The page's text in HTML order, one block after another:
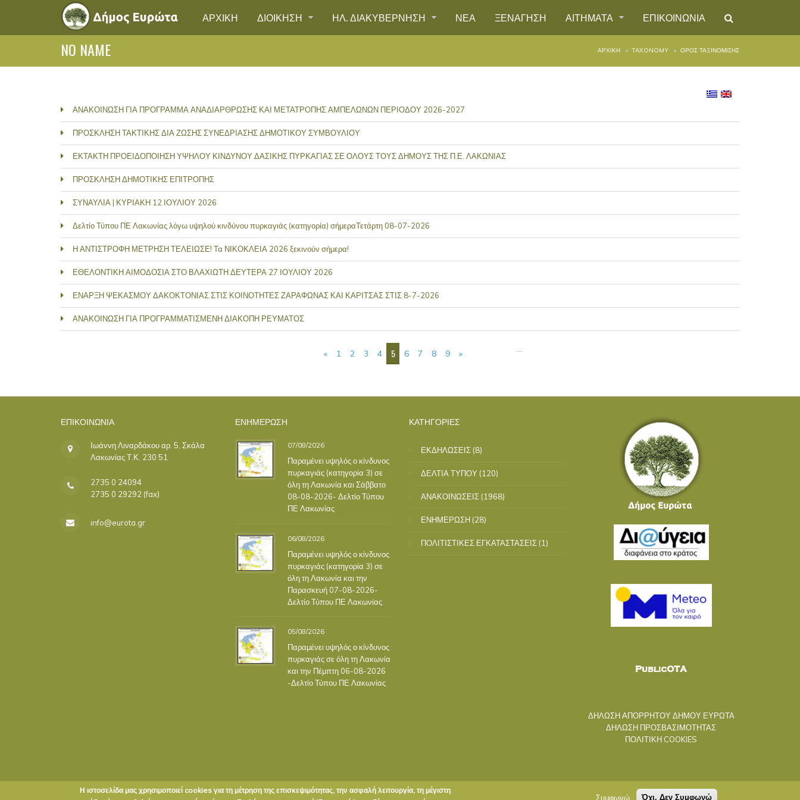
ΑΡΧΙΚΗ ΔΙΟΙΚΗΣΗ ΗΛ. ΔΙΑΚΥΒΕΡΝΗΣΗ ΝΕΑ ΞΕΝΑΓΗΣΗ ΑΙΤΗΜΑΤΑ ΕΠΙΚΟΙΝΩΝΙΑ
NO NAME ΑΡΧΙΚΉ TAXONOMY ΌΡΟΣ ΤΑΞΙΝΌΜΙΣΗΣ
ΑΝΑΚΟΙΝΩΣΗ ΓΙΑ ΠΡΟΓΡΑΜΜΑ ΑΝΑΔΙΑΡΘΡΩΣΗΣ ΚΑΙ ΜΕΤΑΤΡΟΠΗΣ ΑΜΠΕΛΩΝΩΝ ΠΕΡΙΟΔΟΥ 2026-2027
ΠΡΟΣΚΛΗΣΗ ΤΑΚΤΙΚΗΣ ΔΙΑ ΖΩΣΗΣ ΣΥΝΕΔΡΙΑΣΗΣ ΔΗΜΟΤΙΚΟΥ ΣΥΜΒΟΥΛΙΟΥ
ΕΚΤΑΚΤΗ ΠΡΟΕΙΔΟΠΟΙΗΣΗ ΥΨΗΛΟΥ ΚΙΝΔΥΝΟΥ ΔΑΣΙΚΗΣ ΠΥΡΚΑΓΙΑΣ ΣΕ ΟΛΟΥΣ ΤΟΥΣ ΔΗΜΟΥΣ ΤΗΣ Π.Ε. ΛΑΚΩΝΙΑΣ
ΠΡΟΣΚΛΗΣΗ ΔΗΜΟΤΙΚΗΣ ΕΠΙΤΡΟΠΗΣ
ΣΥΝΑΥΛΙΑ | ΚΥΡΙΑΚΗ 12 ΙΟΥΛΙΟΥ 2026
Δελτίο Τύπου ΠΕ Λακωνίας λόγω υψηλού κινδύνου πυρκαγιάς (κατηγορία) σήμεραΤετάρτη 08-07-2026
Η ΑΝΤΙΣΤΡΟΦΗ ΜΕΤΡΗΣΗ ΤΕΛΕΙΩΣΕ! Τα ΝΙΚΟΚΛΕΙΑ 2026 ξεκινούν σήμερα!
ΕΘΕΛΟΝΤΙΚΗ ΑΙΜΟΔΟΣΙΑ ΣΤΟ ΒΛΑΧΙΩΤΗ ΔΕΥΤΕΡΑ 27 ΙΟΥΛΙΟΥ 2026
ΕΝΑΡΞΗ ΨΕΚΑΣΜΟΥ ΔΑΚΟΚΤΟΝΙΑΣ ΣΤΙΣ ΚΟΙΝΟΤΗΤΕΣ ΖΑΡΑΦΩΝΑΣ ΚΑΙ ΚΑΡΙΤΣΑΣ ΣΤΙΣ 8-7-2026
ΑΝΑΚΟΙΝΩΣΗ ΓΙΑ ΠΡΟΓΡΑΜΜΑΤΙΣΜΕΝΗ ΔΙΑΚΟΠΗ ΡΕΥΜΑΤΟΣ
« 1 2 3 4 5 6 7 8 9 »
ΕΠΙΚΟΙΝΩΝΊΑ
Ιωάννη Λιναρδάκου αρ. 5, Σκάλα
Λακωνίας Τ.Κ. 230 51
2735 0 24094
2735 0 29292 (fax)
info@eurota.gr
ΕΝΗΜΕΡΩΣΗ
07/08/2026
Παραμένει υψηλός ο κίνδυνος
πυρκαγιάς (κατηγορία 3) σε
όλη τη Λακωνία και Σάββατο
08-08-2026- Δελτίο Τύπου
ΠΕ Λακωνίας
06/08/2026
Παραμένει υψηλός ο κίνδυνος
πυρκαγιάς (κατηγορία 3) σε
όλη τη Λακωνία και την
Παρασκευή 07-08-2026-
Δελτίο Τύπου ΠΕ Λακωνίας
05/08/2026
Παραμένει υψηλός ο κίνδυνος
πυρκαγιάς σε όλη τη Λακωνία
και την Πέμπτη 06-08-2026
-Δελτίο Τύπου ΠΕ Λακωνίας
ΚΑΤΗΓΟΡΙΕΣ
ΕΚΔΗΛΩΣΕΙΣ (8)
ΔΕΛΤΙΑ ΤΥΠΟΥ (120)
ΑΝΑΚΟΙΝΩΣΕΙΣ (1968)
ΕΝΗΜΕΡΩΣΗ (28)
ΠΟΛΙΤΙΣΤΙΚΕΣ ΕΓΚΑΤΑΣΤΑΣΕΙΣ (1)
ΔΗΛΩΣΗ ΑΠΟΡΡΗΤΟΥ ΔΗΜΟΥ ΕΥΡΩΤΑ
ΔΗΛΩΣΗ ΠΡΟΣΒΑΣΙΜΟΤΗΤΑΣ
ΠΟΛΙΤΙΚΗ COOKIES
Η ιστοσελίδα μας χρησιμοποιεί cookies για τη μέτρηση της επισκεψιμότητας, την ασφαλή λειτουργία, τη μέγιστη
Συμφωνώ Όχι, Δεν Συμφωνώ